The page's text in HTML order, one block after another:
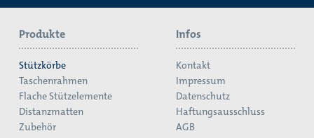
Produkte
Stützkörbe
Taschenrahmen
Flache Stützelemente
Distanzmatten
Zubehör
Infos
Kontakt
Impressum
Datenschutz
Haftungsausschluss
AGB